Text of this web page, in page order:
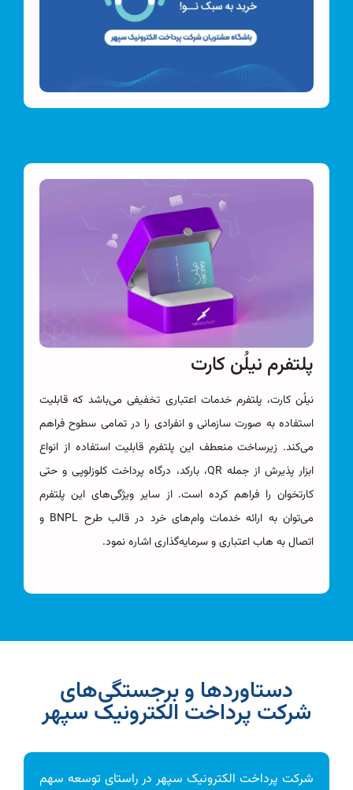
پلتفرم نیلُن کارت
نیلُن کارت، پلتفرم خدمات اعتباری تخفیفی می‌باشد که قابلیت
استفاده به صورت سازمانی و انفرادی را در تمامی سطوح فراهم
می‌کند. زیرساخت منعطف این پلتفرم قابلیت استفاده از انواع
ابزار پذیرش از جمله QR، بارکد، درگاه پرداخت کلوزلوپی و حتی
کارتخوان را فراهم کرده است. از سایر ویژگی‌های این پلتفرم
می‌توان به ارائه خدمات وام‌های خرد در قالب طرح BNPL و
اتصال به هاب‌ اعتباری و سرمایه‌گذاری اشاره نمود.
دستاوردها و برجستگی‌های
شرکت پرداخت الکترونیک سپهر
شرکت پرداخت الکترونیک سپهر در راستای توسعه سهم